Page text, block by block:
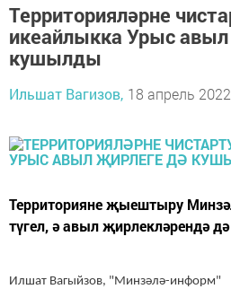
Территорияләрне
икеайлыкка Урыс
кушылды
Ильшат Вагизов, 18 апрель
Территорияне җыештыру
түгел, ә авыл җирлекләрендә
Илшат Вагыйзов, "Минзәлә-информ"